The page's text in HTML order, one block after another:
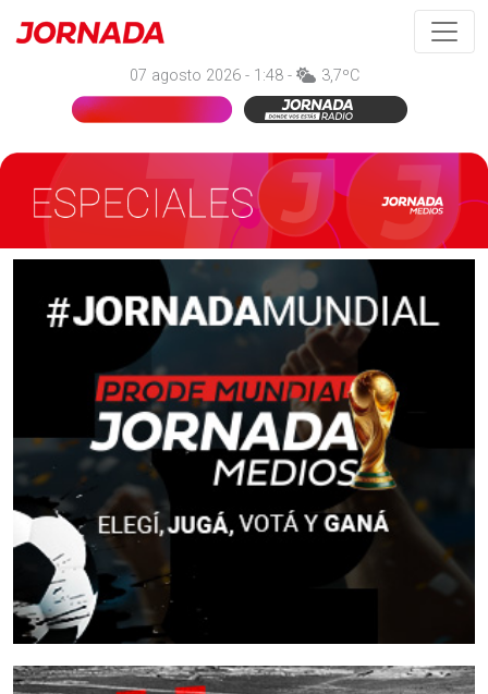
07 agosto 2026 - 1:48 - 3,7ºC